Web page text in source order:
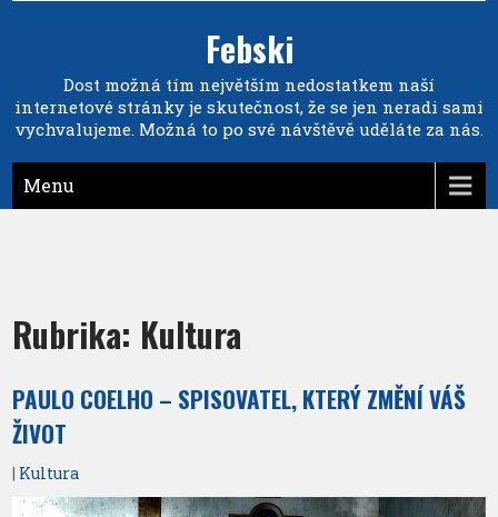
Febski
Dost možná tím největším nedostatkem naší
internetové stránky je skutečnost, že se jen neradi sami
vychvalujeme. Možná to po své návštěvě uděláte za nás.
Menu
Rubrika: Kultura
PAULO COELHO – SPISOVATEL, KTERÝ ZMĚNÍ VÁŠ
ŽIVOT
| Kultura